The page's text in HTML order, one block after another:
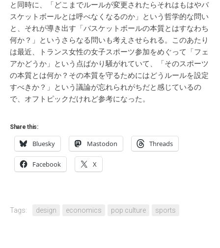
と同時に、「どこまでルールが変更されたらそれはもはやバ
スケットボールとは呼べなくなるのか」という哲学的な問い
と、それが導き出す「バスケットボールの本質とはすなわち
何か？」というさらなる問いも考えさせられる。このあたり
は最近、トランス女性の女子スポーツ参加をめぐって「フェ
アかどうか」という点ばかり騒がれていて、「そのスポーツ
の本質とは何か？その本質を守るためにはどうルールを設定
すべきか？」という議論が忘れられがちだと感じているの
で、オフトピックだけれど参考になった。
Share this:
Bluesky Mastodon Threads
Facebook X
Tags: design economics pop culture sports